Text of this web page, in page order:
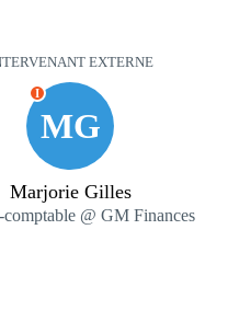
EXTERNE
MG
I
Marjorie Gilles
comptable @ GM Finances